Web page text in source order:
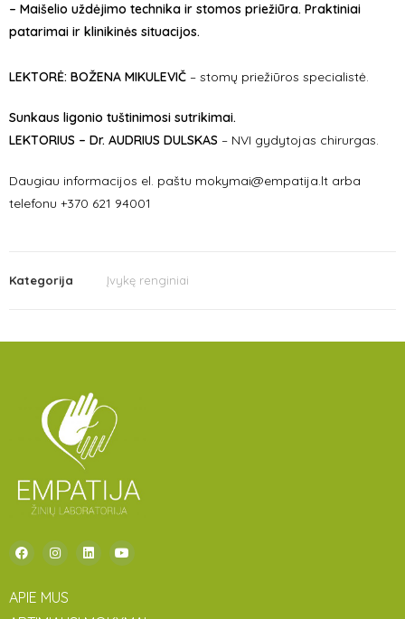
– Maišelio uždėjimo technika ir stomos priežiūra. Praktiniai
patarimai ir klinikinės situacijos.
LEKTORĖ: BOŽENA MIKULEVIČ – stomų priežiūros specialistė.
Sunkaus ligonio tuštinimosi sutrikimai.
LEKTORIUS – Dr. AUDRIUS DULSKAS – NVI gydytojas chirurgas.
Daugiau informacijos el. paštu mokymai@empatija.lt arba
telefonu +370 621 94001
Kategorija Įvykę renginiai
APIE MUS